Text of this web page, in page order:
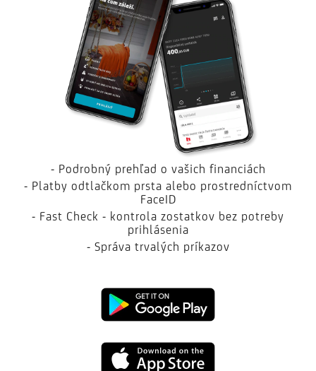
- Podrobný prehľad o vašich financiách
- Platby odtlačkom prsta alebo prostredníctvom
FaceID
- Fast Check - kontrola zostatkov bez potreby
prihlásenia
- Správa trvalých príkazov
Google
App